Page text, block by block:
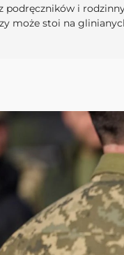
podręczników i
może stoi na